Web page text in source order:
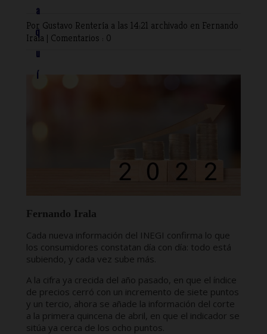
a
q
u
í
Por Gustavo Rentería a las 14:21 archivado en Fernando
Irala | Comentarios : 0
Fernando Irala
Cada nueva información del INEGI confirma lo que
los consumidores constatan día con día: todo está
subiendo, y cada vez sube más.
A la cifra ya crecida del año pasado, en que el índice
de precios cerró con un incremento de siete puntos
y un tercio, ahora se añade la información del corte
a la primera quincena de abril, en que el indicador se
sitúa ya cerca de los ocho puntos.